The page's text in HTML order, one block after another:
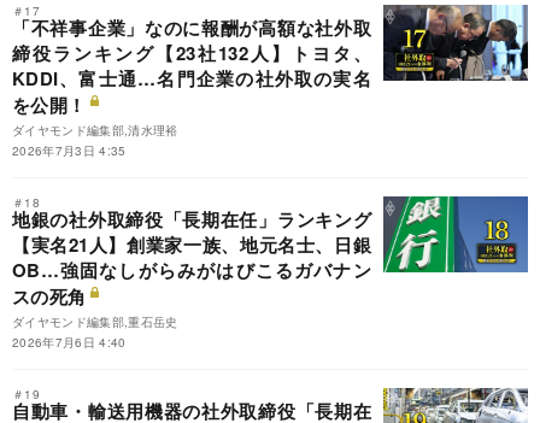
＃17
「不祥事企業」なのに報酬が高額な社外取
締役ランキング【23社132人】トヨタ、
KDDI、富士通…名門企業の社外取の実名
を公開！
ダイヤモンド編集部,清水理裕
2026年7月3日 4:35
＃18
地銀の社外取締役「長期在任」ランキング
【実名21人】創業家一族、地元名士、日銀
OB…強固なしがらみがはびこるガバナン
スの死角
ダイヤモンド編集部,重石岳史
2026年7月6日 4:40
＃19
自動車・輸送用機器の社外取締役「長期在